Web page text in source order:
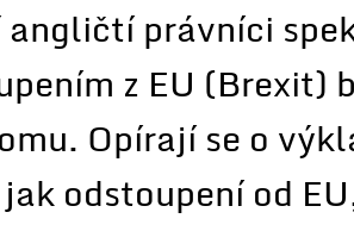
právníci
z EU
Opírají se o
odstoupení od